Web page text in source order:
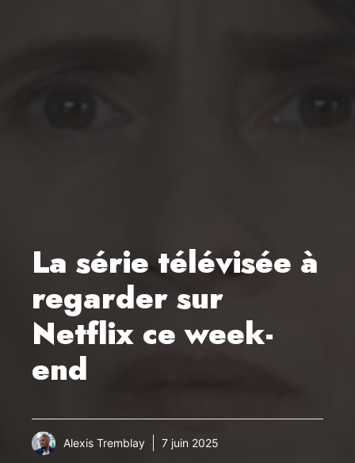
La série télévisée à
regarder sur
Netflix ce week-
end
Alexis Tremblay 7 juin 2025